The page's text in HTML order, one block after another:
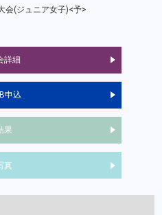
会(ジュニア女子)<予>
詳細
申込
果
真